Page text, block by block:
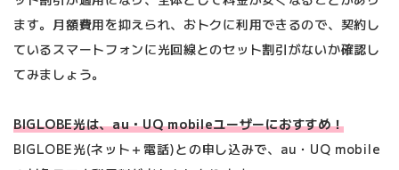
ます。月額費用を抑えられ、おトクに利用できるので、契約し
ているスマートフォンに光回線とのセット割引がないか確認し
てみましょう。
BIGLOBE光は、au・UQ mobileユーザーにおすすめ！
BIGLOBE光(ネット＋電話)との申し込みで、au・UQ mobile